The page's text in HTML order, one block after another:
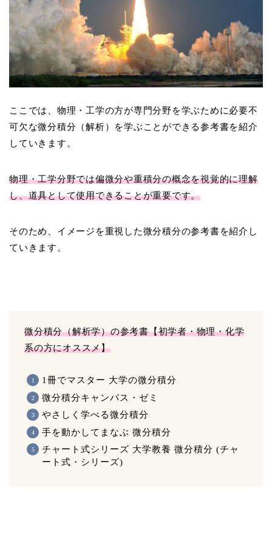
ここでは、物理・工学の方が専門分野を学ぶために必要不
可欠な微分積分（解析）を学ぶことができる参考書を紹介
していきます。
物理・工学分野では偏微分や重積分の概念を視覚的に理解
し、道具として使用できることが重要です。
そのため、イメージを重視した微分積分の参考書を紹介し
ていきます。
微分積分（解析学）の参考書【初学者・物理・化学
系の方にオススメ】
1冊でマスター 大学の微分積分
微分積分キャンパス・ゼミ
やさしく学べる微分積分
手を動かしてまなぶ 微分積分
チャート式シリーズ 大学教養 微分積分 (チャ
ート式・シリーズ)